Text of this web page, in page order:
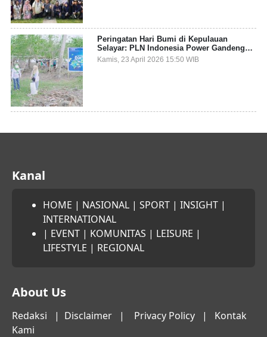
Peringatan Hari Bumi di Kepulauan
Selayar: PLN Indonesia Power Gandeng
Pemda dan Komunitas, Giatkan Restorasi
Mangrove
Kamis, 23 April 2026 15:50 WIB
Kanal
HOME | NASIONAL | SPORT | INSIGHT |
INTERNATIONAL
| EVENT | KOMUNITAS | LEISURE |
LIFESTYLE | REGIONAL
About Us
Redaksi | Disclaimer | Privacy Policy | Kontak
Kami